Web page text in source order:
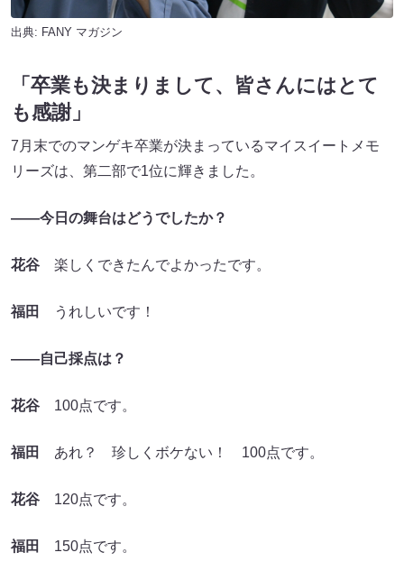
出典: FANY マガジン
「卒業も決まりまして、皆さんにはとて
も感謝」
7月末でのマンゲキ卒業が決まっているマイスイートメモ
リーズは、第二部で1位に輝きました。
――今日の舞台はどうでしたか？
花谷 楽しくできたんでよかったです。
福田 うれしいです！
――自己採点は？
花谷 100点です。
福田 あれ？ 珍しくボケない！ 100点です。
花谷 120点です。
福田 150点です。